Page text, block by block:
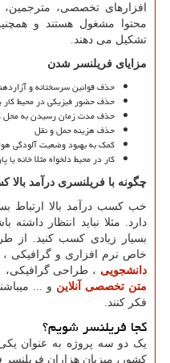
افزارهای تخصصی، مترجمین،
محتوا مشغول هستند و
تشکیل می دهند.
مزایای فریلنسر شدن
حذف قوانین سرسختانه و
حذف حضور فیزیکی در محیط کار
حذف مدت زمان رسیدن به محل
حذف هزینه حمل و نقل
کمک به بهبود وضعیت آلودگی
کار در محیط دلخواه مثلا خانه یا
چگونه با فریلنسری درآمد بالا
خب کسب درآمد بالا ارتباط
دارد. مثلا نباید انتظار داشته
بسیار زیادی کسب کنید. از
خاص نرم افزاری و گرافیکی ،
دانشجویی ، طراحی گرافیکی،
متن تخصصی آنلاین و ...
فکر کنند
کجا فریلنسر شویم؟
یک دو سه پروژه به عنوان
کشور، میزبان هزاران